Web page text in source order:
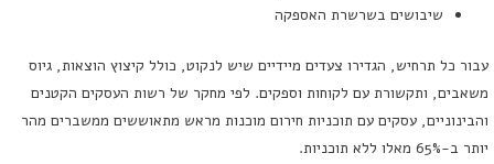
שיבושים בשרשרת האספקה
עבור כל תרחיש, הגדירו צעדים מיידיים שיש לנקוט, כולל קיצוץ הוצאות, גיוס
משאבים, ותקשורת עם לקוחות וספקים. לפי מחקר של רשות העסקים הקטנים
והבינוניים, עסקים עם תוכניות חירום מוכנות מראש מתאוששים ממשברים מהר
יותר ב-65% מאלו ללא תוכניות.